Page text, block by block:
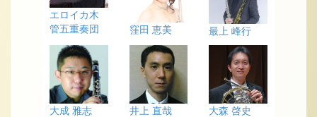
エロイカ木
管五重奏団
窪田 恵美 最上 峰行
大成 雅志 井上 直哉 大森 啓史